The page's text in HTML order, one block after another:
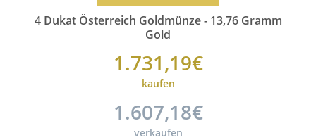
4 Dukat Österreich Goldmünze - 13,76 Gramm
Gold
1.731,19€
kaufen
1.607,18€
verkaufen